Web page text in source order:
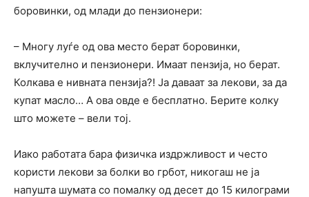
боровинки, од млади до пензионери:
– Многу луѓе од ова место берат боровинки,
вклучително и пензионери. Имаат пензија, но берат.
Колкава е нивната пензија?! Ја даваат за лекови, за да
купат масло… А ова овде е бесплатно. Берите колку
што можете – вели тој.
Иако работата бара физичка издржливост и често
користи лекови за болки во грбот, никогаш не ја
напушта шумата со помалку од десет до 15 килограми